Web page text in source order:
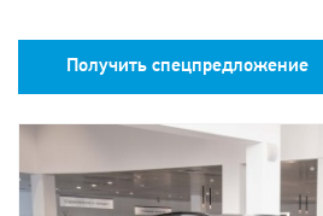
Получить спецпредложение